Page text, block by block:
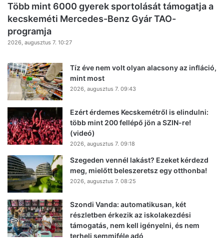
Több mint 6000 gyerek sportolását támogatja a
kecskeméti Mercedes-Benz Gyár TAO-
programja
2026, augusztus 7. 10:27
Tíz éve nem volt olyan alacsony az infláció,
mint most
2026, augusztus 7. 09:43
Ezért érdemes Kecskemétről is elindulni:
több mint 200 fellépő jön a SZIN-re!
(videó)
2026, augusztus 7. 09:18
Szegeden vennél lakást? Ezeket kérdezd
meg, mielőtt beleszeretsz egy otthonba!
2026, augusztus 7. 08:25
Szondi Vanda: automatikusan, két
részletben érkezik az iskolakezdési
támogatás, nem kell igényelni, és nem
terheli semmiféle adó